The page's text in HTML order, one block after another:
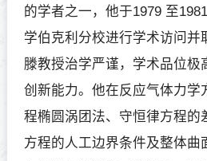
的学者之一，他于1979 至
学伯克利分校进行学术访问并
滕教授治学严谨，学术品位极
创新能力。他在反应气体力学
程椭圆涡团法、守恒律方程的
方程的人工边界条件及整体曲